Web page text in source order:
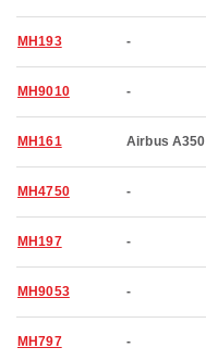
MH193 -
MH9010 -
MH161 Airbus A350
MH4750 -
MH197 -
MH9053 -
MH797 -